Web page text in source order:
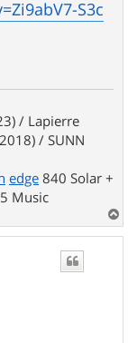
S3c
/ Lapierre
/ SUNN
edge 840 Solar +
Music
a